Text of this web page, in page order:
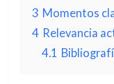
3 Momentos
4 Relevancia
4.1